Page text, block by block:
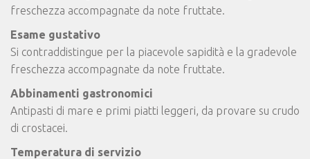
freschezza accompagnate da note fruttate.
Esame gustativo
Si contraddistingue per la piacevole sapidità e la gradevole
freschezza accompagnate da note fruttate.
Abbinamenti gastronomici
Antipasti di mare e primi piatti leggeri, da provare su crudo
di crostacei.
Temperatura di servizio